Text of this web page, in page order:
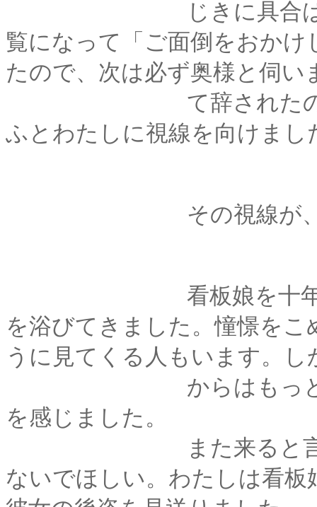
じきに具合は良くな
覧になって「ご面倒をおか
たので、次は必ず奥様と伺い
て辞されたのです
ふとわたしに視線を向けまし
その視線が、異様
看板娘を十年やって
を浴びてきました。憧憬を
うに見てくる人もいます。し
からはもっと違う
を感じました。
また来ると言ってい
ないでほしい。わたしは看